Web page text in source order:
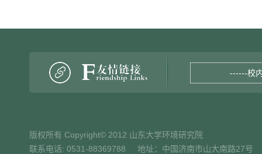
------校
版权所有 Copyright© 2012 山东大学环境研究院
联系电话: 0531-88369788 地址：中国济南市山大南路27号